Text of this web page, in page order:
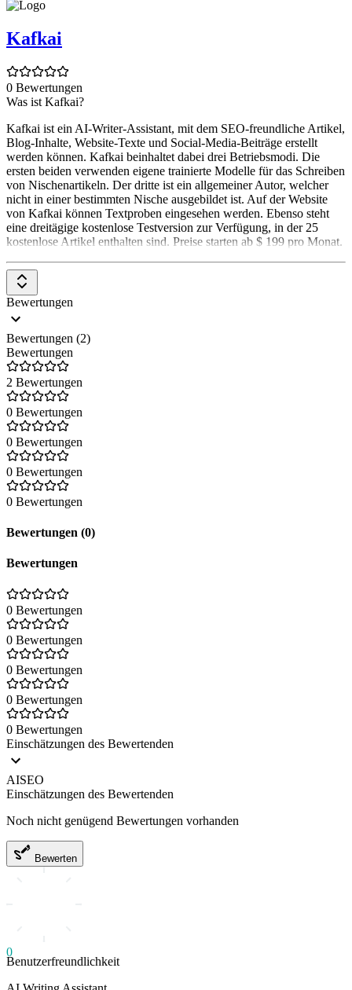
Kafkai
0 Bewertungen
Was ist Kafkai?
Kafkai ist ein AI-Writer-Assistant, mit dem SEO-freundliche Artikel,
Blog-Inhalte, Website-Texte und Social-Media-Beiträge erstellt
werden können. Kafkai beinhaltet dabei drei Betriebsmodi. Die
ersten beiden verwenden eigene trainierte Modelle für das Schreiben
von Nischenartikeln. Der dritte ist ein allgemeiner Autor, welcher
nicht in einer bestimmten Nische ausgebildet ist. Auf der Website
von Kafkai können Textproben eingesehen werden. Ebenso steht
eine dreitägige kostenlose Testversion zur Verfügung, in der 25
kostenlose Artikel enthalten sind. Preise starten ab $ 199 pro Monat.
Bewertungen
Bewertungen (2)
Bewertungen
2 Bewertungen
0 Bewertungen
0 Bewertungen
0 Bewertungen
0 Bewertungen
Bewertungen (0)
Bewertungen
0 Bewertungen
0 Bewertungen
0 Bewertungen
0 Bewertungen
0 Bewertungen
Einschätzungen des Bewertenden
AISEO
Einschätzungen des Bewertenden
Noch nicht genügend Bewertungen vorhanden
Bewerten
0
Benutzerfreundlichkeit